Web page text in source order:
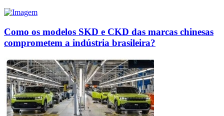
Como os modelos SKD e CKD das marcas chinesas
comprometem a indústria brasileira?